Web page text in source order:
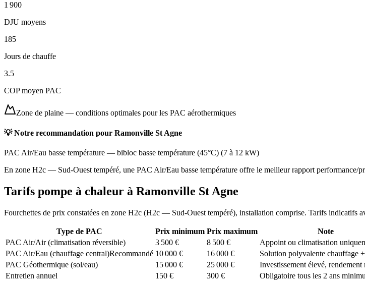
1 900
DJU moyens
185
Jours de chauffe
3.5
COP moyen PAC
Zone de plaine — conditions optimales pour les PAC aérothermiques
💡 Notre recommandation pour Ramonville St Agne
PAC Air/Eau basse température — bibloc basse température (45°C) (7 à 12 kW)
En zone H2c — Sud-Ouest tempéré, une PAC Air/Eau basse température offre le meilleur rapport
Tarifs pompe à chaleur à Ramonville St Agne
Fourchettes de prix constatées en zone H2c (H2c — Sud-Ouest tempéré), installation comprise. Tarifs indicatifs
Type de PAC Prix minimum Prix maximum
Note
PAC Air/Air (climatisation réversible)
3 500 € 8 500 €
Appoint ou climatisation
PAC Air/Eau (chauffage central)Recommandé 10 000 € 16 000 €
Solution polyvalente chauffage
PAC Géothermique (sol/eau)
15 000 € 25 000 €
Investissement élevé, rendement
Entretien annuel
150 € 300 € Obligatoire tous les 2 ans